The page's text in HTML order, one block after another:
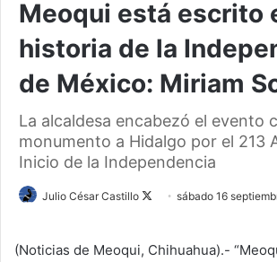
Meoqui está escrito
historia de la
de México: Miriam
La alcaldesa encabezó el evento
monumento a Hidalgo por el 213
Inicio de la Independencia
Julio César Castillo sábado 16
(Noticias de Meoqui, Chihuahua).-